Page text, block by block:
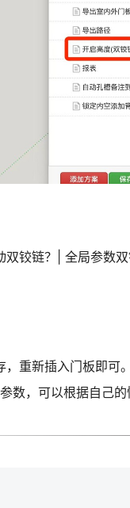
双铰链？| 全局参数
，重新插入门板即可
数，可以根据自己